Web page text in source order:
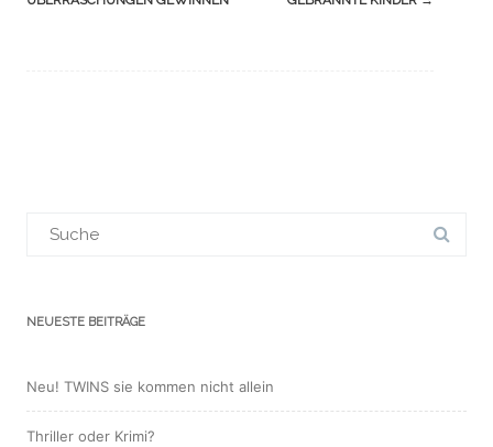
für:
NEUESTE BEITRÄGE
Neu! TWINS sie kommen nicht allein
Thriller oder Krimi?